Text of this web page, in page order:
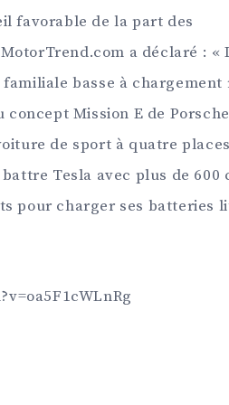
favorable de la part des
a déclaré : «
basse à
concept Mission E de
de sport à quatre
Tesla avec plus de 600
pour charger ses batteries